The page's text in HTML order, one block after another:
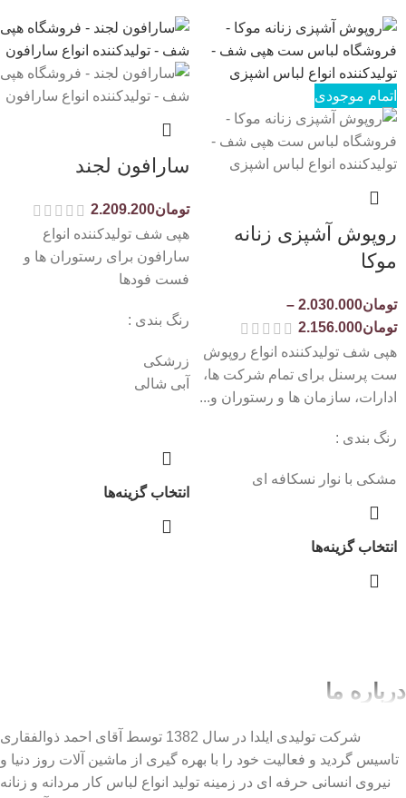
اتمام موجودی
روپوش آشپزی زنانه
موکا
تومان2.030.000
–
تومان2.156.000
هپی شف تولیدکننده انواع روپوش
ست پرسنل برای تمام شرکت ها،
ادارات، سازمان ها و رستوران و...
رنگ بندی :
مشکی با نوار نسکافه ای
انتخاب گزینه‌ها
سارافون لجند
تومان2.209.200
هپی شف تولیدکننده انواع
سارافون برای رستوران ها و
فست فودها
رنگ بندی :
زرشکی
آبی شالی
انتخاب گزینه‌ها
درباره ما
شرکت تولیدی ایلدا در سال 1382 توسط آقای احمد ذوالفقاری
تاسیس گردید و فعالیت خود را با بهره گیری از ماشین آلات روز دنیا و
نیروی انسانی حرفه ای در زمینه تولید انواع لباس کار مردانه و زنانه